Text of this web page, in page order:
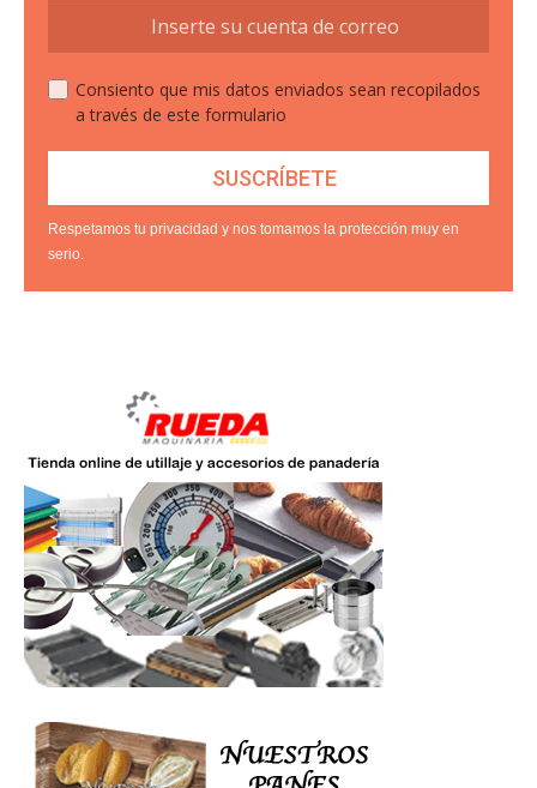
Consiento que mis datos enviados sean recopilados
a través de este formulario
Respetamos tu privacidad y nos tomamos la protección muy en
serio.